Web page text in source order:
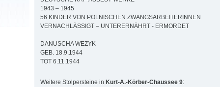
1943 – 1945
56 KINDER VON POLNISCHEN ZWANGSARBEITERINNEN
VERNACHLÄSSIGT – UNTERERNÄHRT - ERMORDET
DANUSCHA WEZYK
GEB. 18.9.1944
TOT 6.11.1944
Weitere Stolpersteine in Kurt-A.-Körber-Chaussee 9: